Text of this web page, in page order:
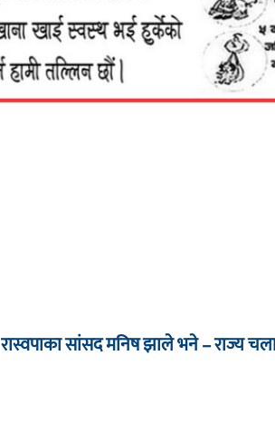
रास्वपाका सांसद मनिष झाले भने – राज्य